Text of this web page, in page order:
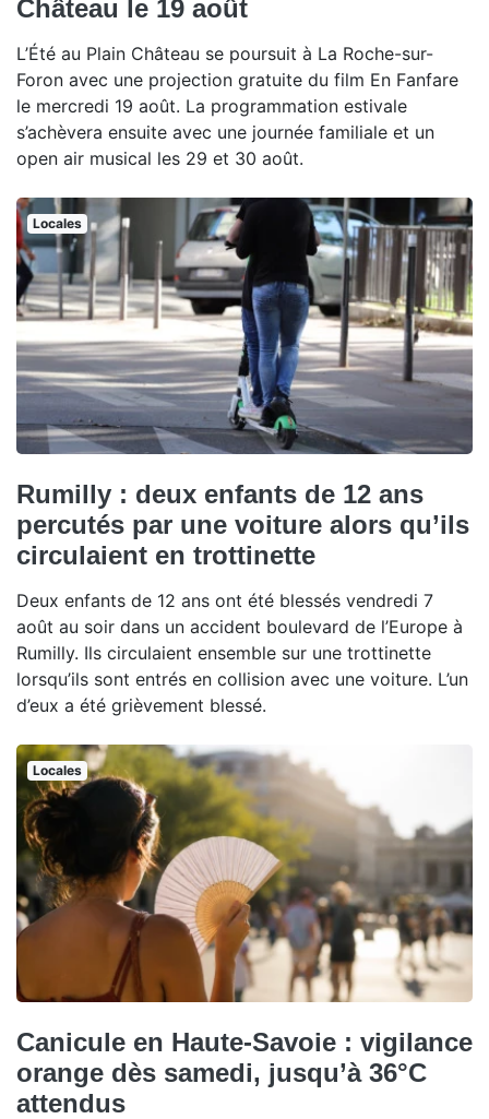
Château le 19 août
L’Été au Plain Château se poursuit à La Roche-sur-
Foron avec une projection gratuite du film En Fanfare
le mercredi 19 août. La programmation estivale
s’achèvera ensuite avec une journée familiale et un
open air musical les 29 et 30 août.
Locales
Rumilly : deux enfants de 12 ans
percutés par une voiture alors qu’ils
circulaient en trottinette
Deux enfants de 12 ans ont été blessés vendredi 7
août au soir dans un accident boulevard de l’Europe à
Rumilly. Ils circulaient ensemble sur une trottinette
lorsqu’ils sont entrés en collision avec une voiture. L’un
d’eux a été grièvement blessé.
Locales
Canicule en Haute-Savoie : vigilance
orange dès samedi, jusqu’à 36°C
attendus